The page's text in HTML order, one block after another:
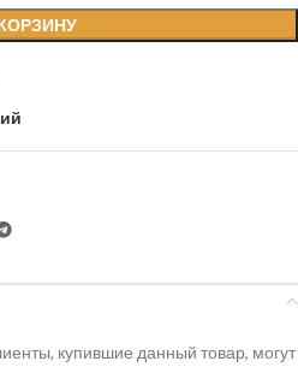
купившие данный товар, могут